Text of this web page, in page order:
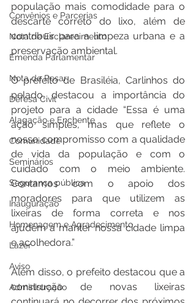
Convênios e Parcerias
Nota de Esclarecimento
Emenda Parlamentar
Nota de Pesar
Defesa Civil
Alagação e Enchente
Comunidade
Seminários
Segurança pública
Inauguração
Homenagem e Agradecimento
Lazer
Aviso
Administração
população mais comodidade para o
descarte correto do lixo, além de
contribuir para a limpeza urbana e a
preservação ambiental.
O prefeito de Brasiléia, Carlinhos do
pelado, destacou a importância do
projeto para a cidade “Essa é uma
ação simples, mas que reflete o
nosso compromisso com a qualidade
de vida da população e com o
cuidado com o meio ambiente.
Contamos com o apoio dos
moradores para que utilizem as
lixeiras de forma correta e nos
ajudem a manter nossa cidade limpa
e acolhedora.”
Além disso, o prefeito destacou que a
construção de novas lixeiras